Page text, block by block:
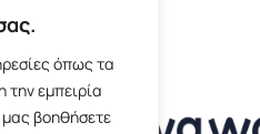
όπως τα
εμπειρία
βοηθήσετε